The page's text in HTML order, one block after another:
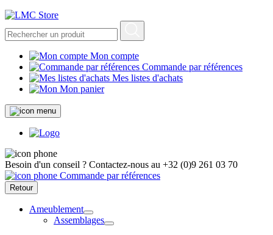
Mon compte
Commande par références
Mes listes d'achats
Mon panier
Besoin d'un conseil ? Contactez-nous au +32 (0)9 261 03 70
Commande par références
Retour
Ameublement
Assemblages